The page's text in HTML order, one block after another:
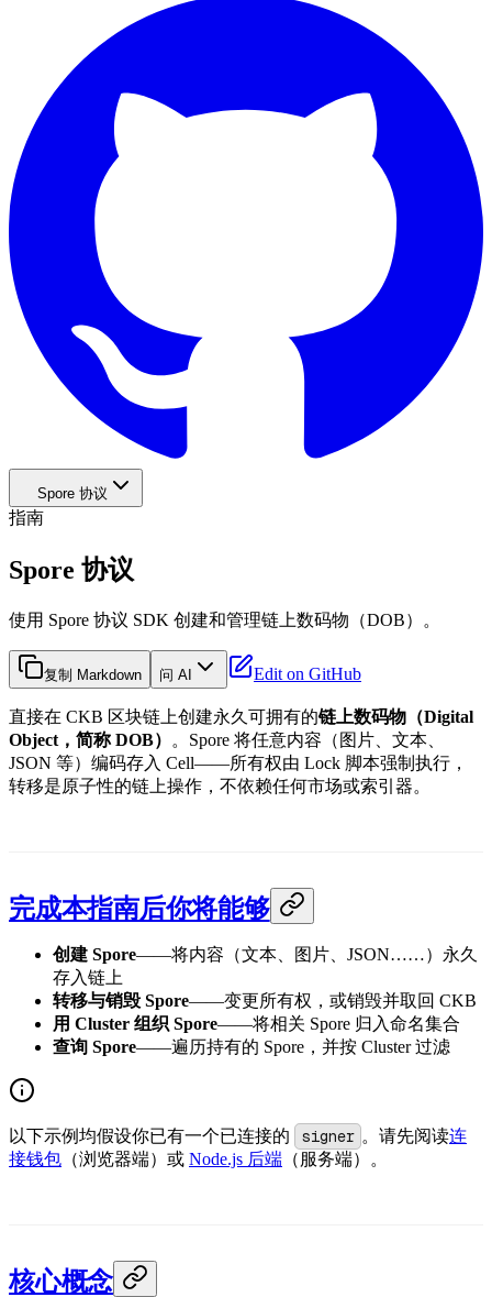
Spore 协议
指南
Spore 协议
使用 Spore 协议 SDK 创建和管理链上数码物（DOB）。
复制 Markdown 问 AI Edit on GitHub
直接在 CKB 区块链上创建永久可拥有的链上数码物（Digital
Object，简称 DOB）
。Spore 将任意内容（图片、文本、
JSON 等）编码存入 Cell——所有权由 Lock 脚本强制执行，
转移是原子性的链上操作，不依赖任何市场或索引器。
完成本指南后你将能够
创建 Spore——将内容（文本、图片、JSON……）永久
存入链上
转移与销毁 Spore——变更所有权，或销毁并取回 CKB
用 Cluster 组织 Spore——将相关 Spore 归入命名集合
查询 Spore——遍历持有的 Spore，并按 Cluster 过滤
以下示例均假设你已有一个已连接的 signer 。请先阅读连
接钱包 （浏览器端）或 Node.js 后端 （服务端）。
核心概念